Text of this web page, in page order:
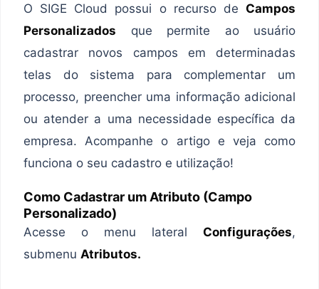
O SIGE Cloud possui o recurso de Campos
Personalizados que permite ao usuário
cadastrar novos campos em determinadas
telas do sistema para complementar um
processo, preencher uma informação adicional
ou atender a uma necessidade específica da
empresa. Acompanhe o artigo e veja como
funciona o seu cadastro e utilização!
Como Cadastrar um Atributo (Campo
Personalizado)
Acesse o menu lateral Configurações,
submenu Atributos.